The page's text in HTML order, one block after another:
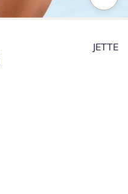
JETTE